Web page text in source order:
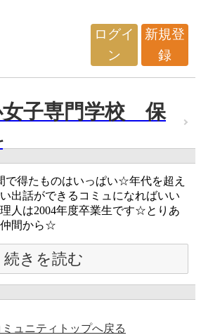
ログイ
ン
新規登
録
女子専門学校 保
で得たものはいっぱい☆年代を超え
出話ができるコミュになればいい
人は2004年度卒業生です☆とりあ
仲間から☆
続きを読む
ミュニティトップへ戻る